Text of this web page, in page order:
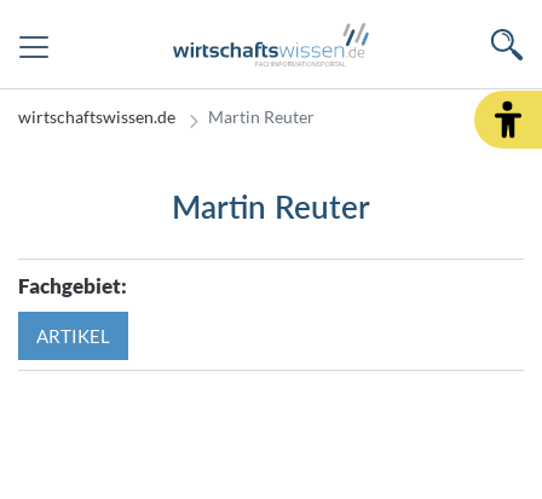
wirtschaftswissen.de Martin Reuter
Martin Reuter
Fachgebiet:
ARTIKEL